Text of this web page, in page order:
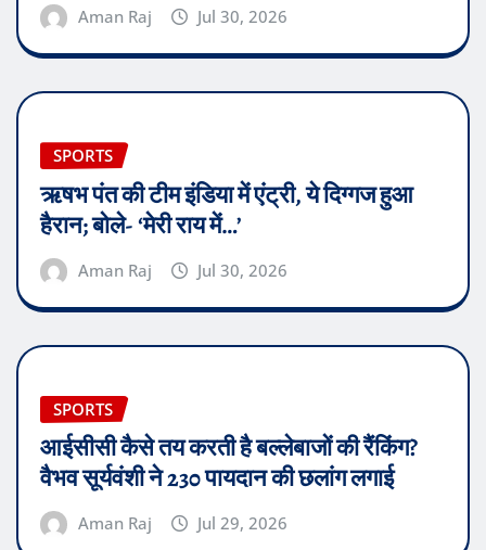
Aman Raj Jul 30, 2026
SPORTS
ऋषभ पंत की टीम इंडिया में एंट्री, ये दिग्गज हुआ
हैरान; बोले- ‘मेरी राय में…’
Aman Raj Jul 30, 2026
SPORTS
आईसीसी कैसे तय करती है बल्लेबाजों की रैंकिंग?
वैभव सूर्यवंशी ने 230 पायदान की छलांग लगाई
Aman Raj Jul 29, 2026